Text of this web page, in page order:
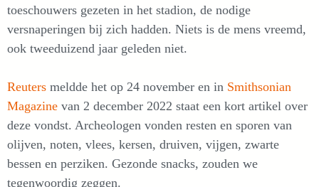
toeschouwers gezeten in het stadion, de nodige
versnaperingen bij zich hadden. Niets is de mens vreemd,
ook tweeduizend jaar geleden niet.
Reuters meldde het op 24 november en in Smithsonian
Magazine van 2 december 2022 staat een kort artikel over
deze vondst. Archeologen vonden resten en sporen van
olijven, noten, vlees, kersen, druiven, vijgen, zwarte
bessen en perziken. Gezonde snacks, zouden we
tegenwoordig zeggen.